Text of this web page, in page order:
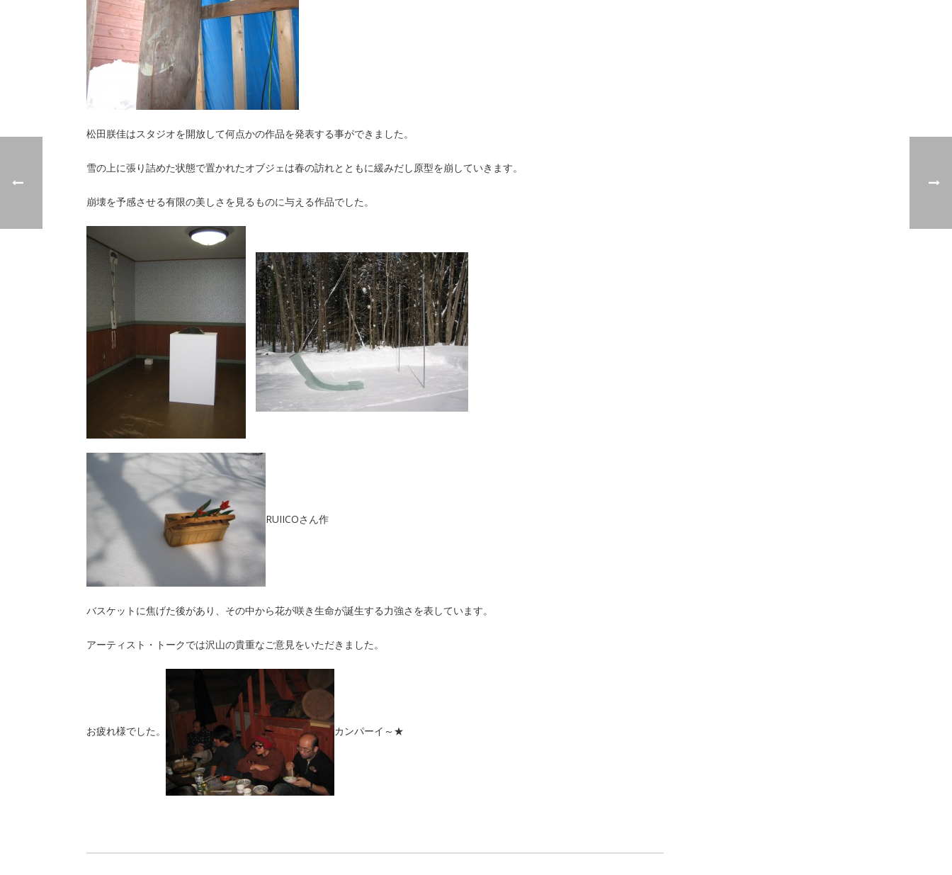
松田朕佳はスタジオを開放して何点かの作品を発表する事ができました。
雪の上に張り詰めた状態で置かれたオブジェは春の訪れとともに緩みだし原型を崩していきます。
崩壊を予感させる有限の美しさを見るものに与える作品でした。
RUIICOさん作
バスケットに焦げた後があり、その中から花が咲き生命が誕生する力強さを表しています。
アーティスト・トークでは沢山の貴重なご意見をいただきました。
お疲れ様でした。 カンパーイ～★